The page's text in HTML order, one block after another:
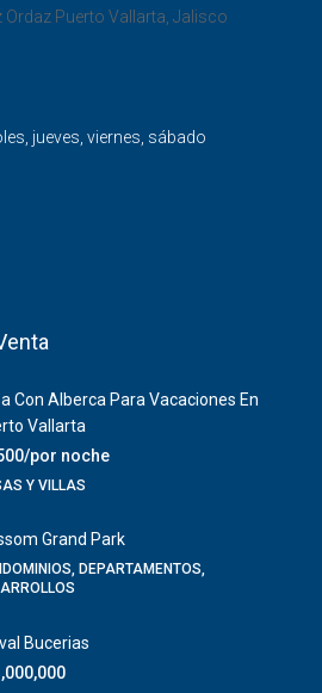
Ordaz Puerto Vallarta Jalisco
jueves, viernes, sábado
Con Alberca Para Vacaciones En
Vallarta
por noche
Y VILLAS
Grand Park
DEPARTAMENTOS,
Bucerias